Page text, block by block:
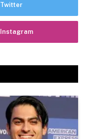
Twitter
Instagram